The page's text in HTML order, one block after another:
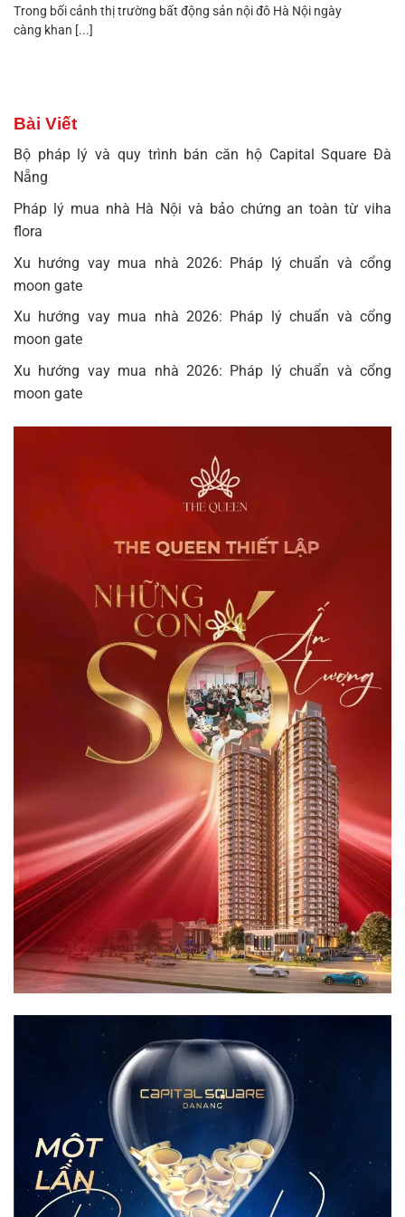
Trong bối cảnh thị trường bất động sản nội đô Hà Nội ngày
càng khan [...]
Bài Viết
Bộ pháp lý và quy trình bán căn hộ Capital Square Đà
Nẵng
Pháp lý mua nhà Hà Nội và bảo chứng an toàn từ viha
flora
Xu hướng vay mua nhà 2026: Pháp lý chuẩn và cổng
moon gate
Xu hướng vay mua nhà 2026: Pháp lý chuẩn và cổng
moon gate
Xu hướng vay mua nhà 2026: Pháp lý chuẩn và cổng
moon gate